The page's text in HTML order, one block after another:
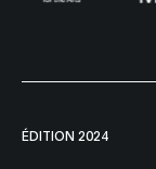
ÉDITION 2024